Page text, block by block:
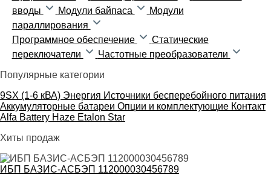
вводы
Модули байпаса
Модули
параллирования
Программное обеспечение
Статические
переключатели
Частотные преобразователи
Популярные категории
9SX (1-6 кВА) Энергия Источники бесперебойного питания
Аккумуляторные батареи Опции и комплектующие Контакт
Alfa Battery Haze Etalon Star
Хиты продаж
ИБП БАЗИС-АСБЭП 112000030456789